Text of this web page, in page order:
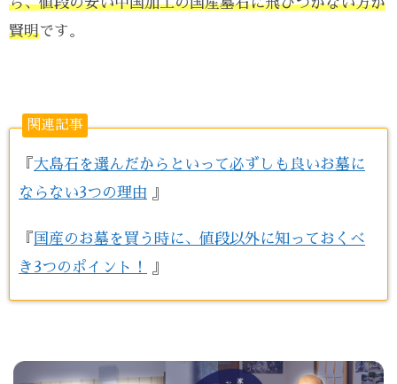
賢明です。
関連記事
『 大島石を選んだからといって必ずしも良いお墓に
ならない3つの理由 』
『 国産のお墓を買う時に、値段以外に知っておくべ
き3つのポイント！
』